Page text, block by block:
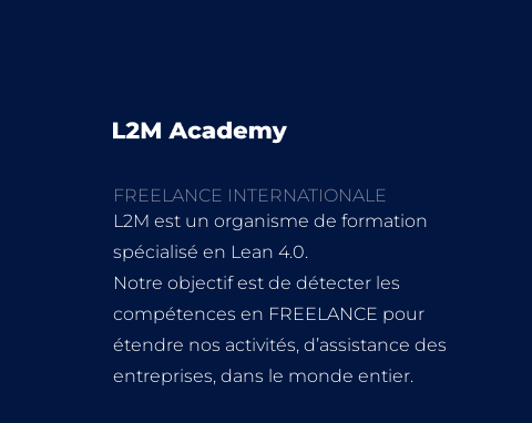
FREELANCE INTERNATIONALE
L2M est un organisme de formation
spécialisé en Lean 4.0.
Notre objectif est de détecter les
compétences en FREELANCE pour
étendre nos activités, d’assistance des
entreprises, dans le monde entier.